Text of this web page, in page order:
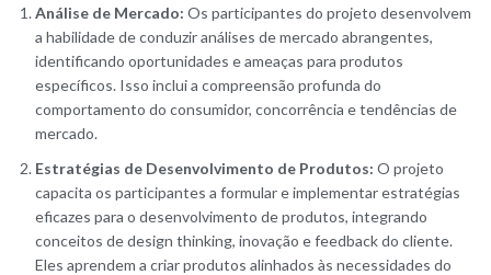
Análise de Mercado: Os participantes do projeto desenvolvem
a habilidade de conduzir análises de mercado abrangentes,
identificando oportunidades e ameaças para produtos
específicos. Isso inclui a compreensão profunda do
comportamento do consumidor, concorrência e tendências de
mercado.
Estratégias de Desenvolvimento de Produtos: O projeto
capacita os participantes a formular e implementar estratégias
eficazes para o desenvolvimento de produtos, integrando
conceitos de design thinking, inovação e feedback do cliente.
Eles aprendem a criar produtos alinhados às necessidades do